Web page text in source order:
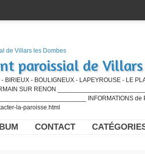
paroissial de
BIRIEUX - BOULIGNEUX - LAPEYROUSE - LE
SUR RENON
INFORMATIONS de
la-paroisse.html
CONTACT